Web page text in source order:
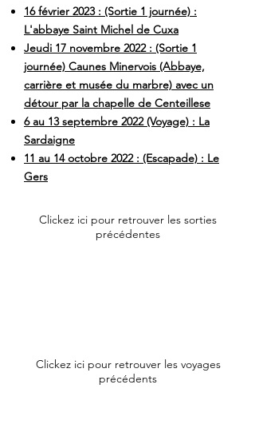
16 février 2023 : (Sortie 1 journée) :
L'abbaye Saint Michel de Cuxa
Jeudi 17 novembre 2022 : (Sortie 1
journée) Caunes Minervois (Abbaye,
carrière et musée du marbre) avec un
détour par la chapelle de Centeillese
6 au 13 septembre 2022 (Voyage) : La
Sardaigne
11 au 14 octobre 2022 : (Escapade) : Le
Gers
Clickez ici pour retrouver les sorties
précédentes
Clickez ici pour retrouver les voyages
précédents